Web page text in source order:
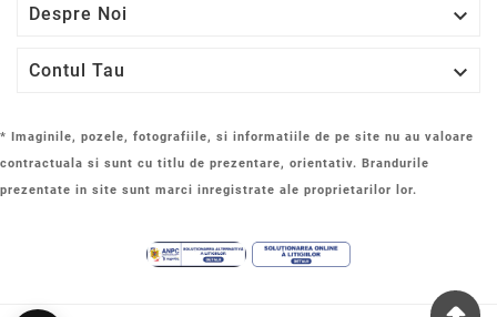
Despre Noi 
Contul Tau 
* Imaginile, pozele, fotografiile, si informatiile de pe site nu au valoare
contractuala si sunt cu titlu de prezentare, orientativ. Brandurile
prezentate in site sunt marci inregistrate ale proprietarilor lor.